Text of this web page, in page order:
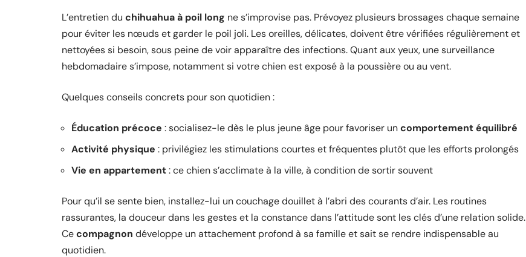
L’entretien du chihuahua à poil long ne s’improvise pas. Prévoyez plusieurs brossages chaque semaine
pour éviter les nœuds et garder le poil joli. Les oreilles, délicates, doivent être vérifiées régulièrement et
nettoyées si besoin, sous peine de voir apparaître des infections. Quant aux yeux, une surveillance
hebdomadaire s’impose, notamment si votre chien est exposé à la poussière ou au vent.
Quelques conseils concrets pour son quotidien :
Éducation précoce : socialisez-le dès le plus jeune âge pour favoriser uncomportement équilibré
Activité physique : privilégiez les stimulations courtes et fréquentes plutôt que les efforts prolongés
Vie en appartement: ce chien s’acclimate à la ville, à condition de sortir souvent
Pour qu’il se sente bien, installez-lui un couchage douillet à l’abri des courants d’air. Les routines
rassurantes, la douceur dans les gestes et la constance dans l’attitude sont les clés d’une relation solide.
Cecompagnon développe un attachement profond à sa famille et sait se rendre indispensable au
quotidien.